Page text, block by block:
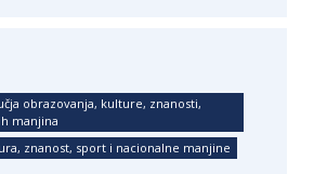
obrazovanja, kulture, znanosti,
manjina
znanost, sport i nacionalne manjine